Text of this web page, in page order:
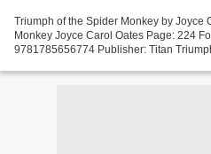
Triumph of the Spider Monkey by Joyce
Monkey Joyce Carol Oates Page: 224
9781785656774 Publisher: Titan